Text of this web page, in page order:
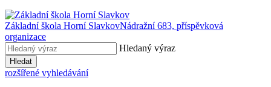
Základní škola Horní SlavkovNádražní 683, příspěvková
organizace
Hledaný výraz
Hledat
rozšířené vyhledávání